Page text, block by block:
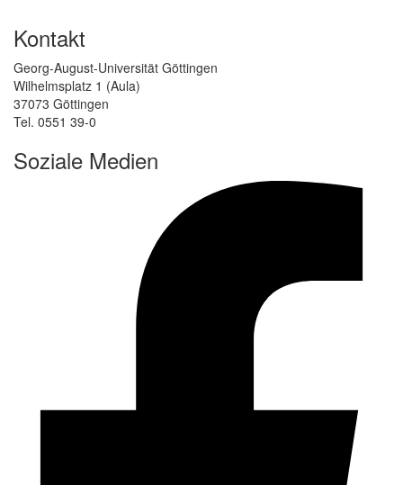
Kontakt
Georg-August-Universität Göttingen
Wilhelmsplatz 1 (Aula)
37073 Göttingen
Tel. 0551 39-0
Soziale Medien